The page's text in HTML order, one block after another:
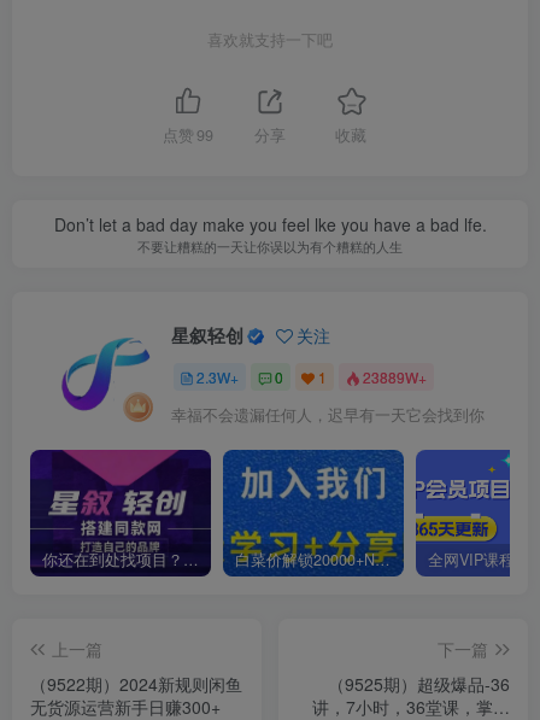
喜欢就支持一下吧
点赞 99 分享 收藏
Don’t let a bad day make you feel lke you have a bad lfe.
不要让糟糕的一天让你误以为有个糟糕的人生
星叙轻创 关注
2.3W+ 0 1 23889W+
幸福不会遗漏任何人，迟早有一天它会找到你
你还在到处找项目？还在当韭菜？我靠卖项目一个月收入5万+，曾经我也是个失败者。 白菜价解锁20000+N个赚钱机会，加入星叙轻创会员，全站资源免费学习。
上一篇
（9522期）2024新规则闲鱼
无货源运营新手日赚300+
下一篇
（9525期）超级爆品-36
讲，7小时，36堂课，掌握